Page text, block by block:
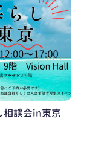
相談会in東京